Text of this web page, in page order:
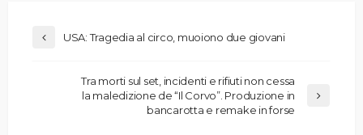
USA: Tragedia al circo, muoiono due giovani
Tra morti sul set, incidenti e rifiuti non cessa
la maledizione de “Il Corvo”. Produzione in
bancarotta e remake in forse